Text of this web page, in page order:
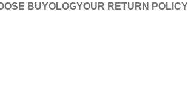
BUYOLOGYOUR RETURN POLICY